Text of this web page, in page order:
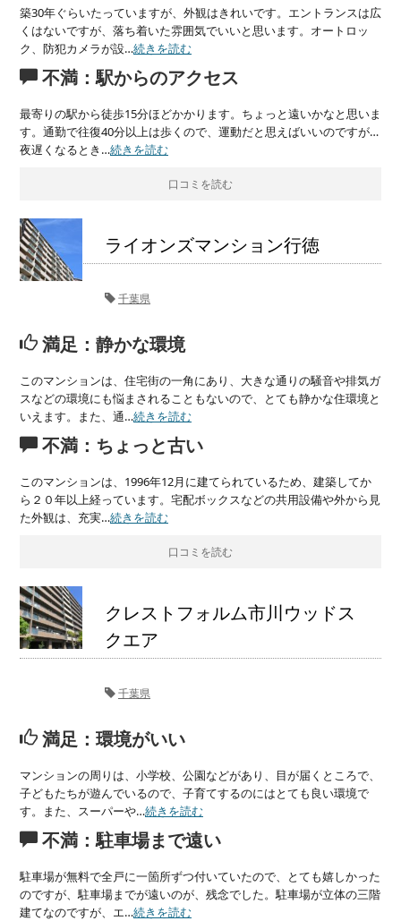
築30年ぐらいたっていますが、外観はきれいです。エントランスは広
くはないですが、落ち着いた雰囲気でいいと思います。オートロッ
ク、防犯カメラが設…続きを読む
不満：駅からのアクセス
最寄りの駅から徒歩15分ほどかかります。ちょっと遠いかなと思いま
す。通勤で往復40分以上は歩くので、運動だと思えばいいのですが…
夜遅くなるとき…続きを読む
口コミを読む
ライオンズマンション行徳
千葉県
満足：静かな環境
このマンションは、住宅街の一角にあり、大きな通りの騒音や排気ガ
スなどの環境にも悩まされることもないので、とても静かな住環境と
いえます。また、通…続きを読む
不満：ちょっと古い
このマンションは、1996年12月に建てられているため、建築してか
ら２０年以上経っています。宅配ボックスなどの共用設備や外から見
た外観は、充実…続きを読む
口コミを読む
クレストフォルム市川ウッドス
クエア
千葉県
満足：環境がいい
マンションの周りは、小学校、公園などがあり、目が届くところで、
子どもたちが遊んでいるので、子育てするのにはとても良い環境で
す。また、スーパーや…続きを読む
不満：駐車場まで遠い
駐車場が無料で全戸に一箇所ずつ付いていたので、とても嬉しかった
のですが、駐車場までが遠いのが、残念でした。駐車場が立体の三階
建てなのですが、エ…続きを読む